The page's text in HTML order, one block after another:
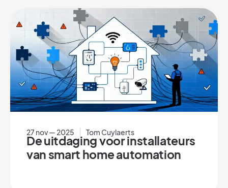
27 nov — 2025 Tom Cuylaerts
De uitdaging voor installateurs
van smart home automation